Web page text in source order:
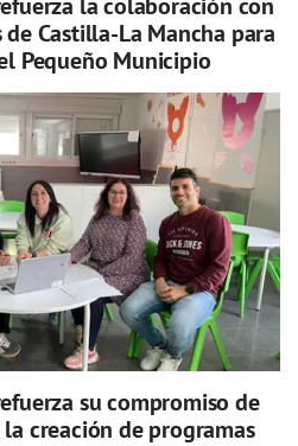
Castilla-La Mancha para
Pequeño Municipio
su compromiso de
creación de programas